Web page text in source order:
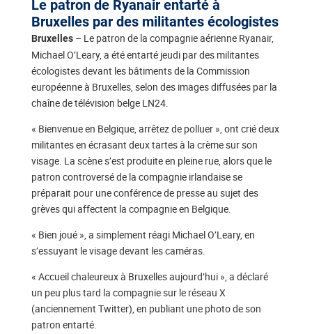
Le patron de Ryanair entarté à
Bruxelles par des militantes écologistes
Bruxelles– Le patron de la compagnie aérienne Ryanair,
Michael O’Leary, a été entarté jeudi par des militantes
écologistes devant les bâtiments de la Commission
européenne à Bruxelles, selon des images diffusées par la
chaîne de télévision belge LN24.
« Bienvenue en Belgique, arrêtez de polluer », ont crié deux
militantes en écrasant deux tartes à la crème sur son
visage. La scène s’est produite en pleine rue, alors que le
patron controversé de la compagnie irlandaise se
préparait pour une conférence de presse au sujet des
grèves qui affectent la compagnie en Belgique.
« Bien joué », a simplement réagi Michael O’Leary, en
s’essuyant le visage devant les caméras.
« Accueil chaleureux à Bruxelles aujourd’hui », a déclaré
un peu plus tard la compagnie sur le réseau X
(anciennement Twitter), en publiant une photo de son
patron entarté.